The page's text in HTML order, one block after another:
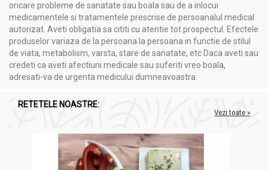
oricare probleme de sanatate sau boala sau de a inlocui
medicamentele si tratamentele prescrise de persoanalul medical
autorizat. Aveti obligatia sa cititi cu atentie tot prospectul. Efectele
produselor variaza de la persoana la persoana in functie de stilul
de viata, metabolism, varsta, stare de sanatate, etc Daca aveti sau
credeti ca aveti afectiuni medicale sau suferiti vreo boala,
adresati-va de urgenta medicului dumneavoastra.
RETETELE NOASTRE:
Vezi toate »